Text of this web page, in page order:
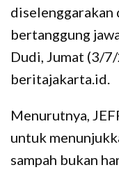
bertanggung
Dudi, Jumat (3/
beritajakarta.id.
Menurutnya,
untuk
sampah bukan